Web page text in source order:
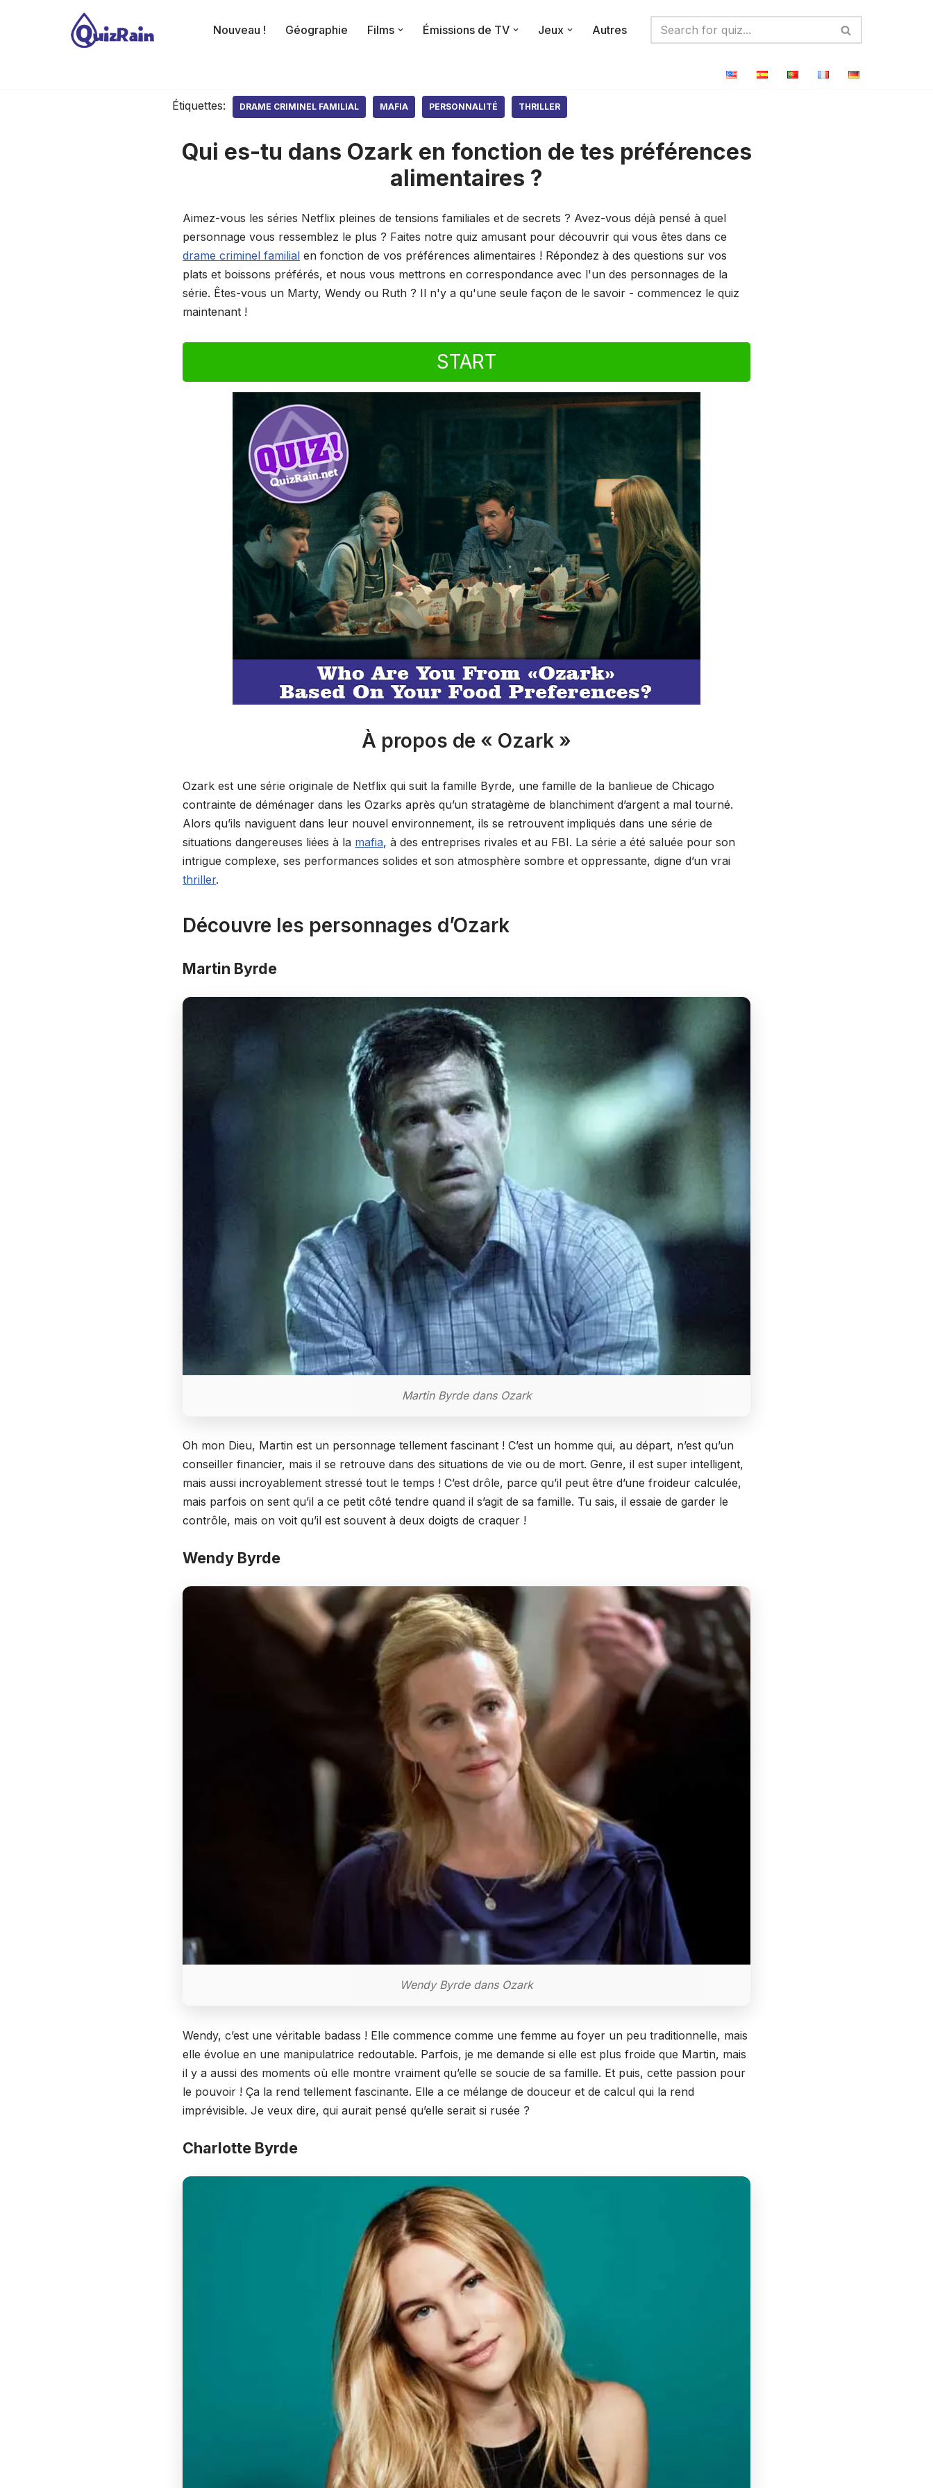
Nouveau ! Géographie Films Émissions de TV Jeux Autres
Étiquettes: DRAME CRIMINEL FAMILIAL MAFIA PERSONNALITÉ THRILLER
Qui es-tu dans Ozark en fonction de tes préférences
alimentaires ?
Aimez-vous les séries Netflix pleines de tensions familiales et de secrets ? Avez-vous déjà pensé à quel
personnage vous ressemblez le plus ? Faites notre quiz amusant pour découvrir qui vous êtes dans ce
drame criminel familial en fonction de vos préférences alimentaires ! Répondez à des questions sur vos
plats et boissons préférés, et nous vous mettrons en correspondance avec l'un des personnages de la
série. Êtes-vous un Marty, Wendy ou Ruth ? Il n'y a qu'une seule façon de le savoir - commencez le quiz
maintenant !
START
À propos de « Ozark »
Ozark est une série originale de Netflix qui suit la famille Byrde, une famille de la banlieue de Chicago
contrainte de déménager dans les Ozarks après qu’un stratagème de blanchiment d’argent a mal tourné.
Alors qu’ils naviguent dans leur nouvel environnement, ils se retrouvent impliqués dans une série de
situations dangereuses liées à la mafia, à des entreprises rivales et au FBI. La série a été saluée pour son
intrigue complexe, ses performances solides et son atmosphère sombre et oppressante, digne d’un vrai
thriller.
Découvre les personnages d’Ozark
Martin Byrde
Martin Byrde dans Ozark
Oh mon Dieu, Martin est un personnage tellement fascinant ! C’est un homme qui, au départ, n’est qu’un
conseiller financier, mais il se retrouve dans des situations de vie ou de mort. Genre, il est super intelligent,
mais aussi incroyablement stressé tout le temps ! C’est drôle, parce qu’il peut être d’une froideur calculée,
mais parfois on sent qu’il a ce petit côté tendre quand il s’agit de sa famille. Tu sais, il essaie de garder le
contrôle, mais on voit qu’il est souvent à deux doigts de craquer !
Wendy Byrde
Wendy Byrde dans Ozark
Wendy, c’est une véritable badass ! Elle commence comme une femme au foyer un peu traditionnelle, mais
elle évolue en une manipulatrice redoutable. Parfois, je me demande si elle est plus froide que Martin, mais
il y a aussi des moments où elle montre vraiment qu’elle se soucie de sa famille. Et puis, cette passion pour
le pouvoir ! Ça la rend tellement fascinante. Elle a ce mélange de douceur et de calcul qui la rend
imprévisible. Je veux dire, qui aurait pensé qu’elle serait si rusée ?
Charlotte Byrde